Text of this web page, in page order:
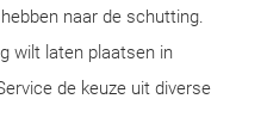
naar de schutting.
wilt laten plaatsen in
de keuze uit diverse